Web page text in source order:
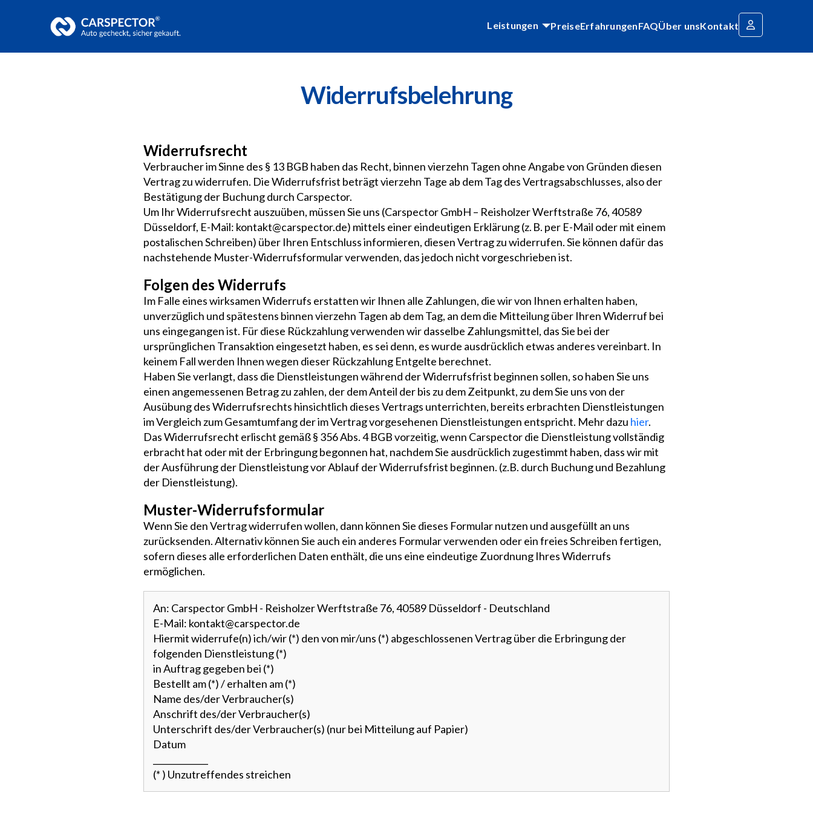
Leistungen PreiseErfahrungenFAQÜber unsKontakt
Widerrufsbelehrung
Widerrufsrecht
Verbraucher im Sinne des § 13 BGB haben das Recht, binnen vierzehn Tagen ohne Angabe von Gründen diesen
Vertrag zu widerrufen. Die Widerrufsfrist beträgt vierzehn Tage ab dem Tag des Vertragsabschlusses, also der
Bestätigung der Buchung durch Carspector.
Um Ihr Widerrufsrecht auszuüben, müssen Sie uns (Carspector GmbH – Reisholzer Werftstraße 76, 40589
Düsseldorf, E-Mail: kontakt@carspector.de) mittels einer eindeutigen Erklärung (z. B. per E-Mail oder mit einem
postalischen Schreiben) über Ihren Entschluss informieren, diesen Vertrag zu widerrufen. Sie können dafür das
nachstehende Muster-Widerrufsformular verwenden, das jedoch nicht vorgeschrieben ist.
Folgen des Widerrufs
Im Falle eines wirksamen Widerrufs erstatten wir Ihnen alle Zahlungen, die wir von Ihnen erhalten haben,
unverzüglich und spätestens binnen vierzehn Tagen ab dem Tag, an dem die Mitteilung über Ihren Widerruf bei
uns eingegangen ist. Für diese Rückzahlung verwenden wir dasselbe Zahlungsmittel, das Sie bei der
ursprünglichen Transaktion eingesetzt haben, es sei denn, es wurde ausdrücklich etwas anderes vereinbart. In
keinem Fall werden Ihnen wegen dieser Rückzahlung Entgelte berechnet.
Haben Sie verlangt, dass die Dienstleistungen während der Widerrufsfrist beginnen sollen, so haben Sie uns
einen angemessenen Betrag zu zahlen, der dem Anteil der bis zu dem Zeitpunkt, zu dem Sie uns von der
Ausübung des Widerrufsrechts hinsichtlich dieses Vertrags unterrichten, bereits erbrachten Dienstleistungen
im Vergleich zum Gesamtumfang der im Vertrag vorgesehenen Dienstleistungen entspricht. Mehr dazu hier.
Das Widerrufsrecht erlischt gemäß § 356 Abs. 4 BGB vorzeitig, wenn Carspector die Dienstleistung vollständig
erbracht hat oder mit der Erbringung begonnen hat, nachdem Sie ausdrücklich zugestimmt haben, dass wir mit
der Ausführung der Dienstleistung vor Ablauf der Widerrufsfrist beginnen. (z.B. durch Buchung und Bezahlung
der Dienstleistung).
Muster-Widerrufsformular
Wenn Sie den Vertrag widerrufen wollen, dann können Sie dieses Formular nutzen und ausgefüllt an uns
zurücksenden. Alternativ können Sie auch ein anderes Formular verwenden oder ein freies Schreiben fertigen,
sofern dieses alle erforderlichen Daten enthält, die uns eine eindeutige Zuordnung Ihres Widerrufs
ermöglichen.
An: Carspector GmbH - Reisholzer Werftstraße 76, 40589 Düsseldorf - Deutschland
E-Mail: kontakt@carspector.de
Hiermit widerrufe(n) ich/wir (*) den von mir/uns (*) abgeschlossenen Vertrag über die Erbringung der
folgenden Dienstleistung (*)
in Auftrag gegeben bei (*)
Bestellt am (*) / erhalten am (*)
Name des/der Verbraucher(s)
Anschrift des/der Verbraucher(s)
Unterschrift des/der Verbraucher(s) (nur bei Mitteilung auf Papier)
Datum
(* ) Unzutreffendes streichen